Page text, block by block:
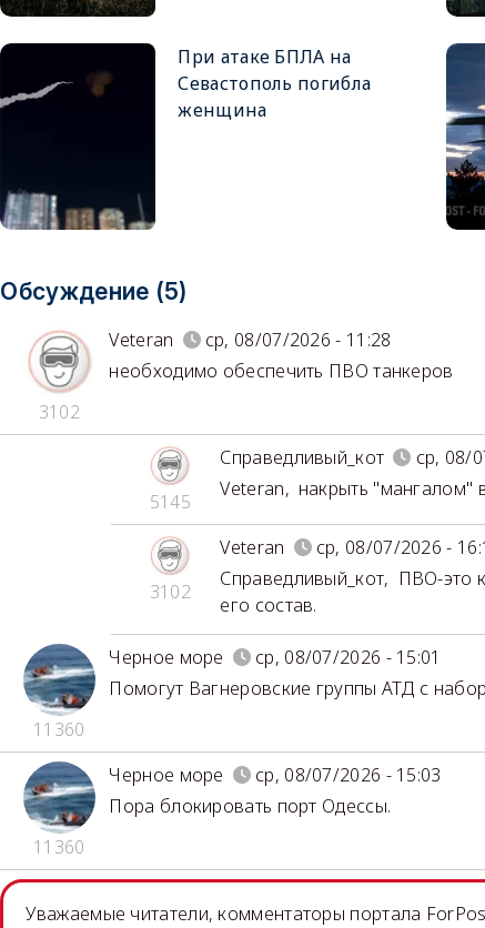
При атаке БПЛА на
Севастополь погибла
женщина
Обсуждение (5)
3102
Veteran
ср, 08/07/2026 - 11:28
необходимо обеспечить ПВО танкеров
5145
Справедливый_кот
ср, 08/
Veteran, накрыть "мангалом"
3102
Veteran
ср, 08/07/2026 -
Справедливый_кот, ПВО-это
его состав.
11360
Черное море
ср, 08/07/2026 - 15:01
Помогут Вагнеровские группы АТД с
11360
Черное море
ср, 08/07/2026 - 15:03
Пора блокировать порт Одессы.
Уважаемые читатели, комментаторы портала